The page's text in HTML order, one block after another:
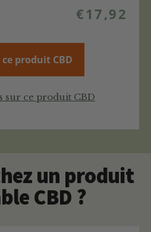
€ 17,92
produit CBD
sur ce produit CBD
un produit
CBD ?